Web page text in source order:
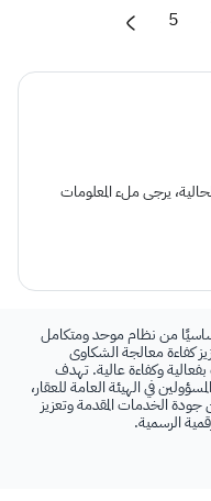
5
يرجى ملء المعلومات
من نظام موحد ومتكامل
كفاءة معالجة الشكاوى
وكفاءة عالية. تهدف
في الهيئة العامة للعقار،
جودة الخدمات المقدمة وتعزيز
الرسمية.